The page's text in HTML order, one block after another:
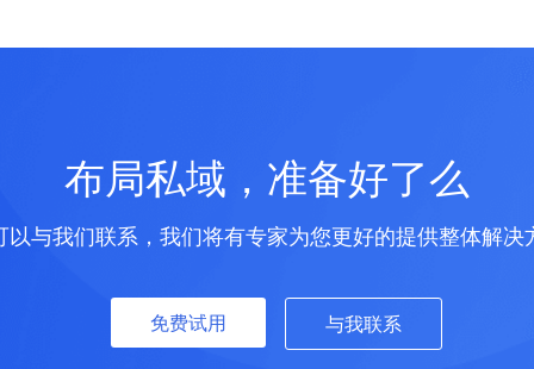
布局私域，准备好了么
以与我们联系，我们将有专家为您更好的提供整体解决
免费试用 与我联系